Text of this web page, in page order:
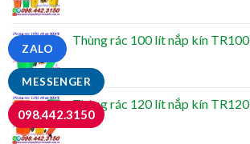
Thùng rác 100 lít nắp kín TR100
Thùng rác 120 lít nắp kín TR120
MESSENGER
ZALO
098.442.3150